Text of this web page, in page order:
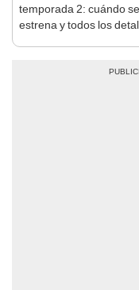
temporada 2: cuándo se
estrena y todos los